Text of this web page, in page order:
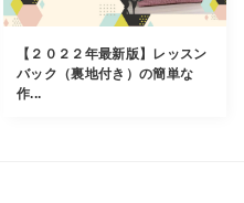
【２０２２年最新版】レッスン
バック（裏地付き）の簡単な
作...